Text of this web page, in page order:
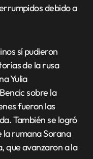
debido a
sí pudieron
de la rusa
Yulia
sobre la
fueron las
También se logró
rumana Sorana
que avanzaron a la